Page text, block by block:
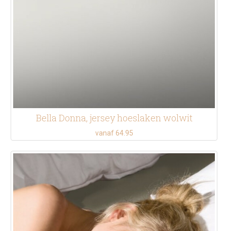
Bella Donna, jersey hoeslaken wolwit
vanaf 64.95